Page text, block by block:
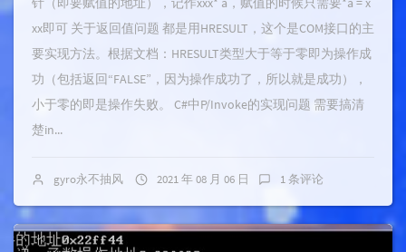
xx即可 关于返回值问题 都是用HRESULT，这个是COM接口的主
要实现方法。根据文档：HRESULT类型大于等于零即为操作成
功（包括返回“FALSE”，因为操作成功了，所以就是成功），
小于零的即是操作失败。 C#中P/Invoke的实现问题 需要搞清
楚in...
gyro永不抽风 2021 年 08 月 06 日 1 条评论